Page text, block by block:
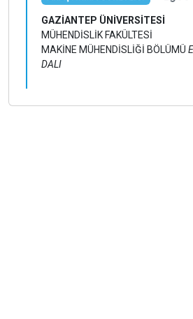
GAZİANTEP ÜNİVERSİTESİ
MÜHENDİSLİK FAKÜLTESİ
MAKİNE MÜHENDİSLİĞİ BÖLÜMÜ
DALI